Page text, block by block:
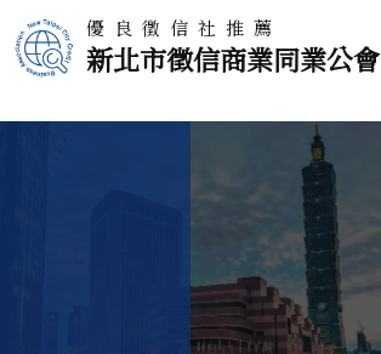
優良徵信社推薦
新北市徵信商業同業公會